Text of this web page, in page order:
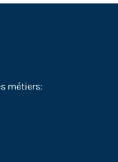
métiers: